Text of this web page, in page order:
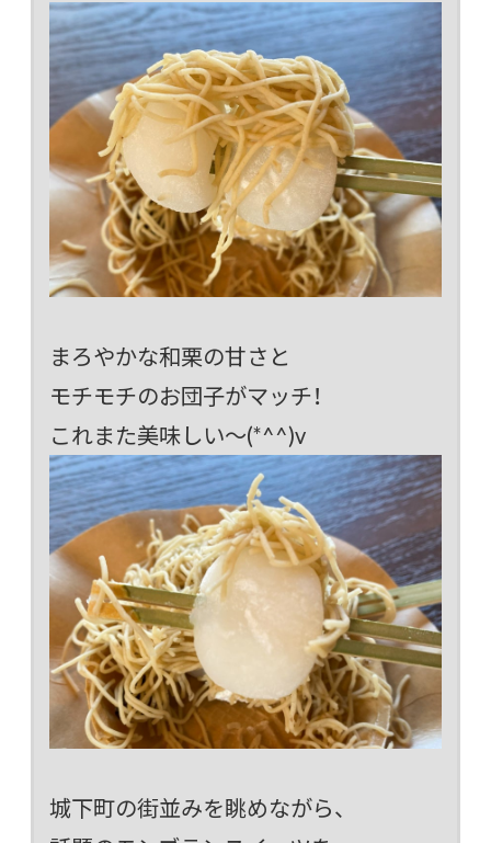
まろやかな和栗の甘さと
モチモチのお団子がマッチ！
これまた美味しい～(*^^)v
城下町の街並みを眺めながら、